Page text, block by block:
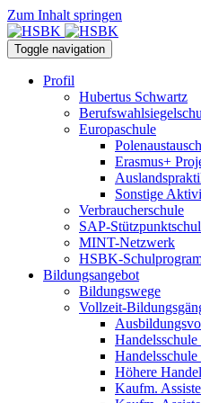
Zum Inhalt springen
Toggle navigation
Profil
Hubertus Schwartz
Europaschule
Erasmus+
Sonstige
Verbraucherschule
SAP-
MINT-Netzwerk
HSBK-
Bildungsangebot
Bildungswege
Vollzeit-
Höhere
Kaufm.